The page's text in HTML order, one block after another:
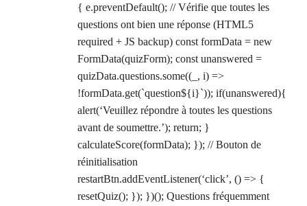
{ e.preventDefault(); // Vérifie que toutes les
questions ont bien une réponse (HTML5
required + JS backup) const formData = new
FormData(quizForm); const unanswered =
quizData.questions.some((_, i) =>
!formData.get(`question${i}`)); if(unanswered){
alert(‘Veuillez répondre à toutes les questions
avant de soumettre.’); return; }
calculateScore(formData); }); // Bouton de
réinitialisation
restartBtn.addEventListener(‘click’, () => {
resetQuiz(); }); })(); Questions fréquemment